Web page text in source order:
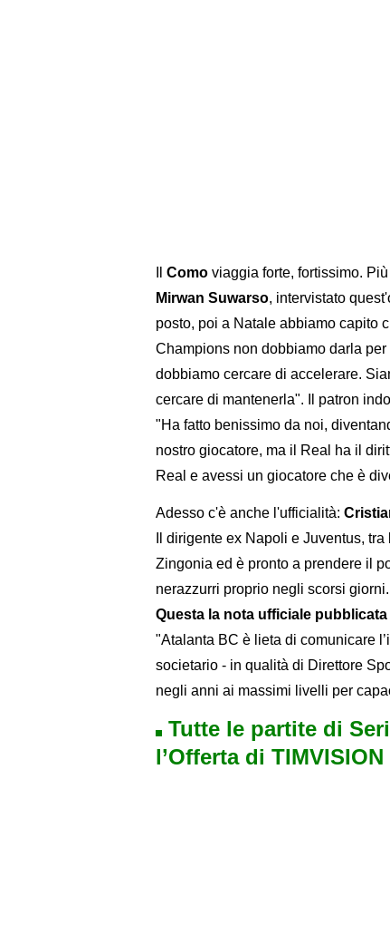
Como viaggia forte, fortissimo.
Mirwan Suwarso, intervistato
posto, poi a Natale abbiamo capito
Champions non dobbiamo darla
dobbiamo cercare di accelerare.
cercare di mantenerla". Il patron
"Ha fatto benissimo da noi,
nostro giocatore, ma il Real ha il
Real e avessi un giocatore che è
Adesso c'è anche l'ufficialità:
Il dirigente ex Napoli e Juventus,
Zingonia ed è pronto a prendere il
nerazzurri proprio negli scorsi giorni.
Questa la nota ufficiale
"Atalanta BC è lieta di comunicare
societario - in qualità di Direttore
negli anni ai massimi livelli per
Tutte le partite di
l’Offerta di